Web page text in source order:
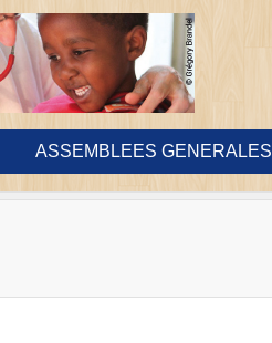
ASSEMBLEES GENERALES